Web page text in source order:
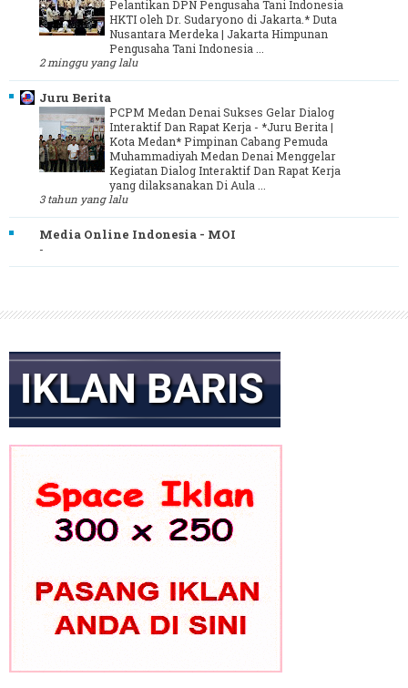
Pelantikan DPN Pengusaha Tani Indonesia
HKTI oleh Dr. Sudaryono di Jakarta.* Duta
Nusantara Merdeka | Jakarta Himpunan
Pengusaha Tani Indonesia ...
2 minggu yang lalu
Juru Berita
PCPM Medan Denai Sukses Gelar Dialog
Interaktif Dan Rapat Kerja - *Juru Berita |
Kota Medan* Pimpinan Cabang Pemuda
Muhammadiyah Medan Denai Menggelar
Kegiatan Dialog Interaktif Dan Rapat Kerja
yang dilaksanakan Di Aula ...
3 tahun yang lalu
Media Online Indonesia - MOI
-